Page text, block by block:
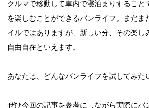
クルマで移動して車内で寝泊まりすること
を楽しむことができるバンライフ。まだま
イルではありますが、新しい分、その楽し
自由自在といえます。
あなたは、どんなバンライフを試してみた
ぜひ今回の記事を参考にしながら実際にバ